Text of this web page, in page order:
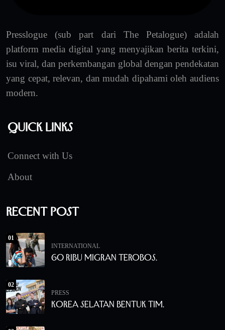
Presslogue (sub part dari The Petalogue) adalah
platform media digital yang menyajikan berita terkini,
isu viral, dan perkembangan global dengan pendekatan
yang cepat, relevan, dan mudah dipahami oleh audiens
modern.
Quick Links
Connect with Us
About
Recent Post
01
INTERNATIONAL
60 Ribu Migran Terobos.
02
PRESS
Korea Selatan Bentuk Tim.